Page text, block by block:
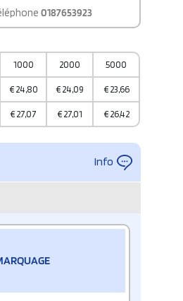
0187653923
1000 2000 5000
€ 24,80 € 24,09 € 23,66
€ 27,07 € 27,01 € 26,42
Info